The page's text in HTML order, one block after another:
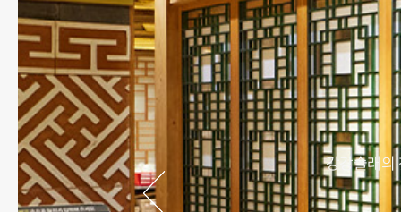
강강술래의